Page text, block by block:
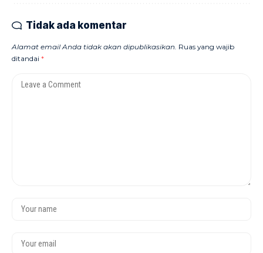
Tidak ada komentar
Alamat email Anda tidak akan dipublikasikan. Ruas yang wajib
ditandai *